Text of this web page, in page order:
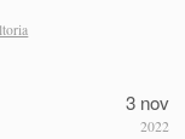
3 nov
2022